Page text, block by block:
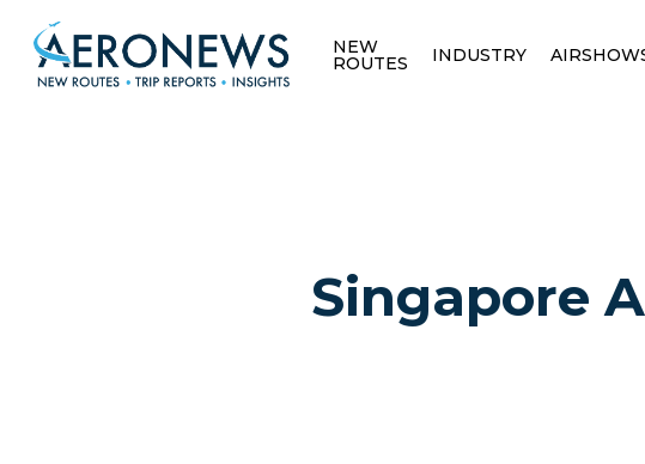
NEW
ROUTES INDUSTRY
Singapore